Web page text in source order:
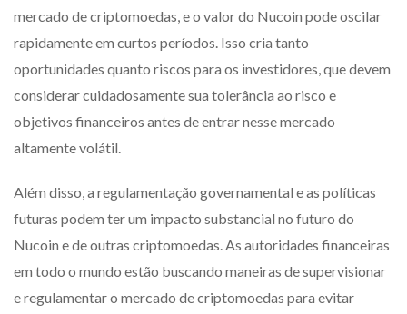
mercado de criptomoedas, e o valor do Nucoin pode oscilar
rapidamente em curtos períodos. Isso cria tanto
oportunidades quanto riscos para os investidores, que devem
considerar cuidadosamente sua tolerância ao risco e
objetivos financeiros antes de entrar nesse mercado
altamente volátil.
Além disso, a regulamentação governamental e as políticas
futuras podem ter um impacto substancial no futuro do
Nucoin e de outras criptomoedas. As autoridades financeiras
em todo o mundo estão buscando maneiras de supervisionar
e regulamentar o mercado de criptomoedas para evitar